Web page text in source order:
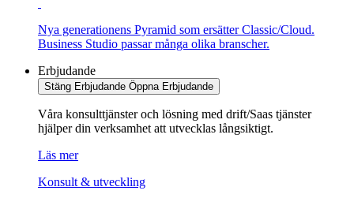
Nya generationens Pyramid som ersätter Classic/Cloud.
Business Studio passar många olika branscher.
Erbjudande
Stäng Erbjudande Öppna Erbjudande
Våra konsulttjänster och lösning med drift/Saas tjänster
hjälper din verksamhet att utvecklas långsiktigt.
Läs mer
Konsult & utveckling